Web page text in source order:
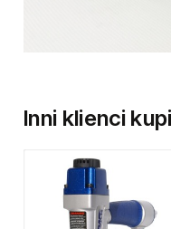
Inni klienci